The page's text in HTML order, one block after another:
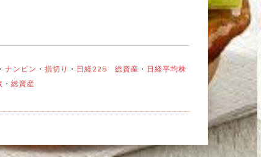
・ ナンピン ・ 損切り ・ 日経225 総資産 ・ 日経平均株
・ 総資産